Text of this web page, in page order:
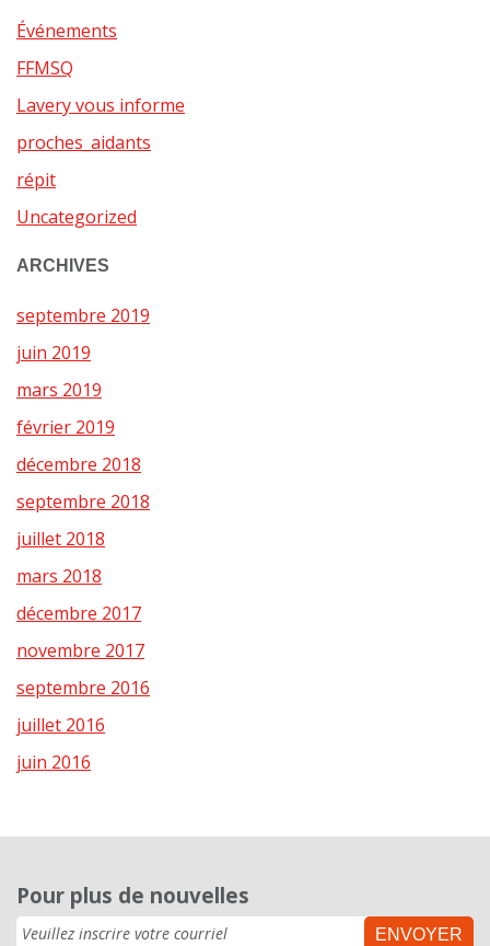
Événements
FFMSQ
Lavery vous informe
proches_aidants
répit
Uncategorized
ARCHIVES
septembre 2019
juin 2019
mars 2019
février 2019
décembre 2018
septembre 2018
juillet 2018
mars 2018
décembre 2017
novembre 2017
septembre 2016
juillet 2016
juin 2016
Pour plus de nouvelles
ENVOYER